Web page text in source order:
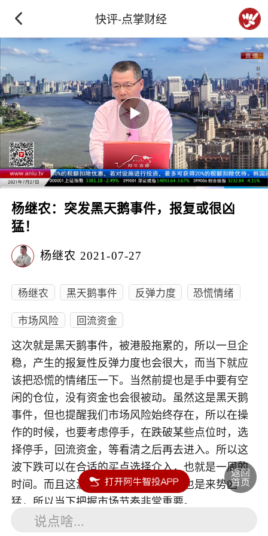
快评-点掌财经
杨继农：突发黑天鹅事件，报复或很凶
猛！
杨继农 2021-07-27
杨继农 黑天鹅事件 反弹力度
恐慌情绪
市场风险
回流资金
这次就是黑天鹅事件，被港股拖累的，所以一旦企
稳，产生的报复性反弹力度也会很大，而当下就应
该把恐慌的情绪压一下。当然前提也是手中要有空
闲的仓位，没有资金也会很被动。虽然这是黑天鹅
事件，但也提醒我们市场风险始终存在，所以在操
作的时候，也要考虑停手，在跌破某些点位时，选
择停手，回流资金，等看清之后再去进入。所以这
波下跌可以在合适的买点选择介入，也就是一周的
时间。而且这波反弹要不不来，要来也是来势凶
猛，所以当下把握市场节奏非常重要。
说点啥...